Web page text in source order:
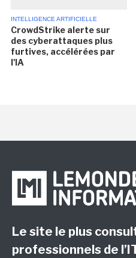
INTELLIGENCE ARTIFICIELLE
CrowdStrike alerte sur
des cyberattaques plus
furtives, accélérées par
l'IA
Le site le plus
professionnels de